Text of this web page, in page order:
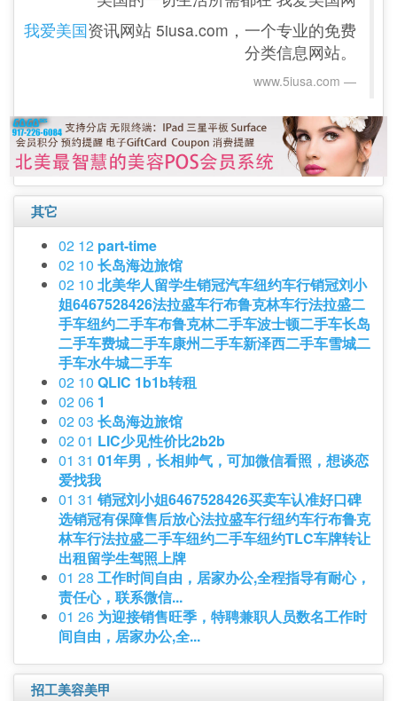
我爱美国资讯网站 5iusa.com，一个专业的免费
分类信息网站。
www.5iusa.com‎
其它
02 12 part-time
02 10 长岛海边旅馆
02 10 北美华人留学生销冠汽车纽约车行销冠刘小
姐6467528426法拉盛车行布鲁克林车行法拉盛二
手车纽约二手车布鲁克林二手车波士顿二手车长岛
二手车费城二手车康州二手车新泽西二手车雪城二
手车水牛城二手车
02 10 QLIC 1b1b转租
02 06 1
02 03 长岛海边旅馆
02 01 LIC少见性价比2b2b
01 31 01年男，长相帅气，可加微信看照，想谈恋
爱找我
01 31 销冠刘小姐6467528426买卖车认准好口碑
选销冠有保障售后放心法拉盛车行纽约车行布鲁克
林车行法拉盛二手车纽约二手车纽约TLC车牌转让
出租留学生驾照上牌
01 28 工作时间自由，居家办公,全程指导有耐心，
责任心，联系微信...
01 26 为迎接销售旺季，特聘兼职人员数名工作时
间自由，居家办公,全...
招工美容美甲